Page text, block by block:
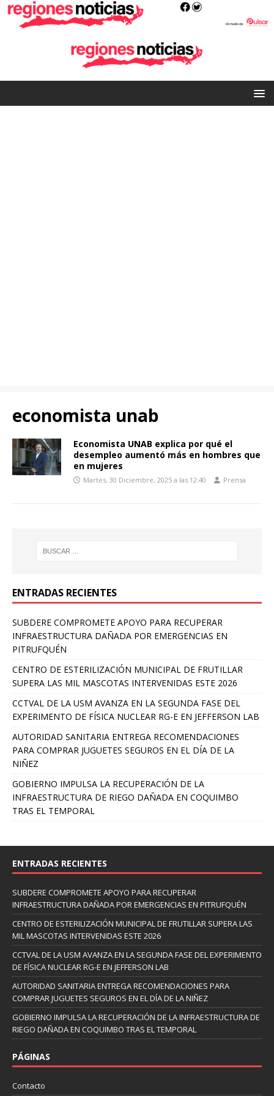
economista unab
Economista UNAB explica por qué el
desempleo aumentó más en hombres que
en mujeres
Martes, 30 Diciembre, 2025 a las 12:40 Prensa
ENTRADAS RECIENTES
SUBDERE COMPROMETE APOYO PARA RECUPERAR
INFRAESTRUCTURA DAÑADA POR EMERGENCIAS EN
PITRUFQUÉN
CENTRO DE ESTERILIZACIÓN MUNICIPAL DE FRUTILLAR
SUPERA LAS MIL MASCOTAS INTERVENIDAS ESTE 2026
CCTVAL DE LA USM AVANZA EN LA SEGUNDA FASE DEL
EXPERIMENTO DE FÍSICA NUCLEAR RG-E EN JEFFERSON LAB
AUTORIDAD SANITARIA ENTREGA RECOMENDACIONES
PARA COMPRAR JUGUETES SEGUROS EN EL DÍA DE LA
NIÑEZ
GOBIERNO IMPULSA LA RECUPERACIÓN DE LA
INFRAESTRUCTURA DE RIEGO DAÑADA EN COQUIMBO
TRAS EL TEMPORAL
ENTRADAS RECIENTES
SUBDERE COMPROMETE APOYO PARA RECUPERAR
INFRAESTRUCTURA DAÑADA POR EMERGENCIAS EN PITRUFQUÉN
CENTRO DE ESTERILIZACIÓN MUNICIPAL DE FRUTILLAR SUPERA LAS
MIL MASCOTAS INTERVENIDAS ESTE 2026
CCTVAL DE LA USM AVANZA EN LA SEGUNDA FASE DEL EXPERIMENTO
DE FÍSICA NUCLEAR RG-E EN JEFFERSON LAB
AUTORIDAD SANITARIA ENTREGA RECOMENDACIONES PARA
COMPRAR JUGUETES SEGUROS EN EL DÍA DE LA NIÑEZ
GOBIERNO IMPULSA LA RECUPERACIÓN DE LA INFRAESTRUCTURA DE
RIEGO DAÑADA EN COQUIMBO TRAS EL TEMPORAL
PÁGINAS
Contacto